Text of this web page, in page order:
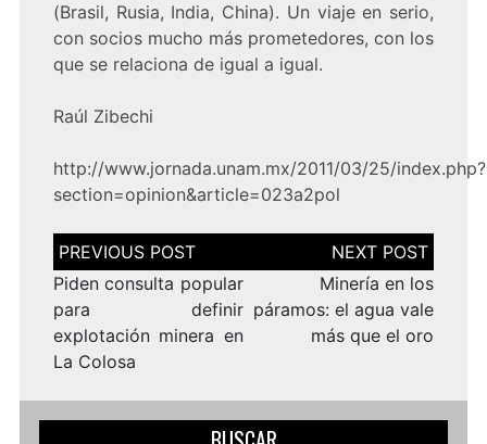
(Brasil, Rusia, India, China). Un viaje en serio,
con socios mucho más prometedores, con los
que se relaciona de igual a igual.
Raúl Zibechi
http://www.jornada.unam.mx/2011/03/25/index.php?
section=opinion&article=023a2pol
Navegación
de
entradas
Piden consulta popular
para definir
explotación minera en
La Colosa
Minería en los
páramos: el agua vale
más que el oro